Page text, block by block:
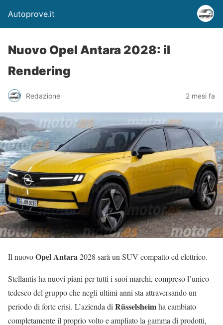
Autoprove.it
Nuovo Opel Antara 2028: il
Rendering
Redazione 2 mesi fa
Il nuovoOpel Antara2028 sarà un SUV compatto ed elettrico.
Stellantis ha nuovi piani per tutti i suoi marchi, compreso l’unico
tedesco del gruppo che negli ultimi anni sta attraversando un
periodo di forte crisi. L’azienda diRüsselsheimha cambiato
completamente il proprio volto e ampliato la gamma di prodotti,